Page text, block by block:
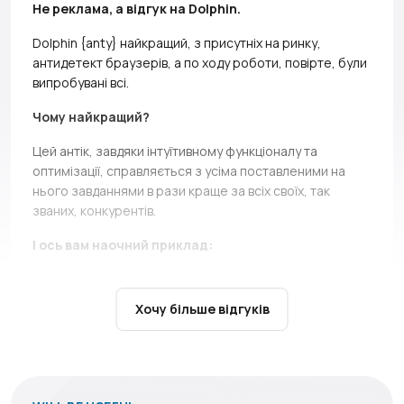
Хочу більше відгуків
Не реклама, а відгук на Dolphin.
Dolphin {anty} найкращий, з присутніх на ринку,
антидетект браузерів, а по ходу роботи, повірте, були
випробувані всі.
Чому найкращий?
Цей антік, завдяки інтуїтивному функціоналу та
оптимізації, справляється з усіма поставленими на
нього завданнями в рази краще за всіх своїх, так
званих, конкурентів.
І ось вам наочний приклад:
It’s not only about high load during the queue,